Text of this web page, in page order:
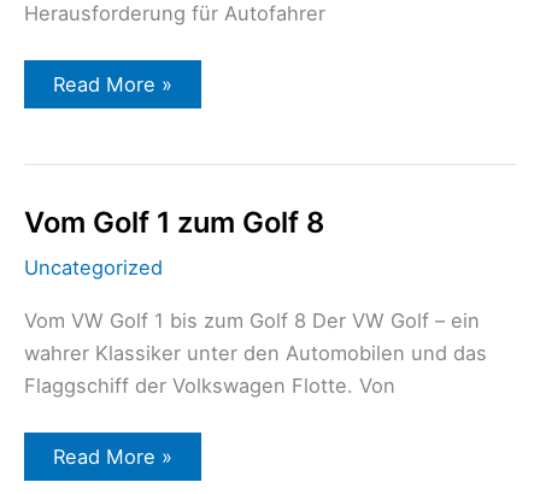
Herausforderung für Autofahrer
Read More »
Vom Golf 1 zum Golf 8
Uncategorized
Vom VW Golf 1 bis zum Golf 8 Der VW Golf – ein
wahrer Klassiker unter den Automobilen und das
Flaggschiff der Volkswagen Flotte. Von
Vom
Golf
zum
Read More »